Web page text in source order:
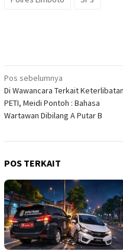
Navigasi
pos
Pos sebelumnya
Di Wawancara Terkait Keterlibatan
PETI, Meidi Pontoh : Bahasa
Wartawan Dibilang A Putar B
POS TERKAIT